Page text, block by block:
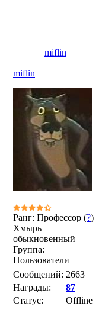
miflin
miflin
Ранг: Профессор (?)
Хмырь
обыкновенный
Группа:
Пользователи
Сообщений: 2663
Награды:
87
Статус:
Offline